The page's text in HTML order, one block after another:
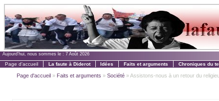
Aujourd'hui, nous sommes le : 7 Août 2026
Page d'accueil La faute à Diderot Idées Faits et arguments Chroniques du
Page d'accueil » Faits et arguments »Société » Assistons-nous à un retour du